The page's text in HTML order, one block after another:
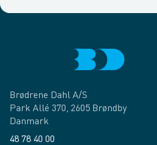
Brødrene Dahl A/S
Park Allé 370, 2605 Brøndby
Danmark
48 78 40 00